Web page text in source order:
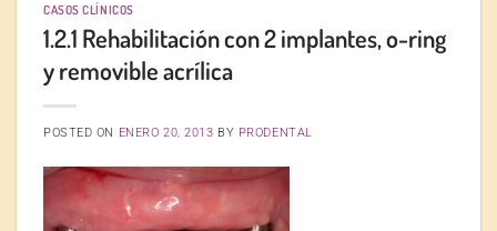
CASOS CLÍNICOS
1.2.1 Rehabilitación con 2 implantes, o-ring
y removible acrílica
POSTED ON ENERO 20, 2013 BY PRODENTAL